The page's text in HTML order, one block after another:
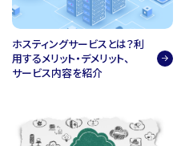
ホスティングサービスとは？利
用するメリット・デメリット、
サービス内容を紹介